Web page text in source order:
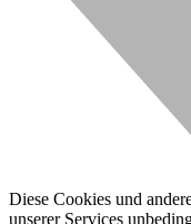
Diese Cookies und
unserer Services